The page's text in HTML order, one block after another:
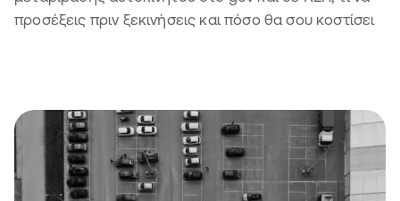
προσέξεις πριν ξεκινήσεις και πόσο θα σου κοστίσει